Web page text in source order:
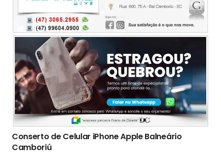
Conserto de Celular iPhone Apple Balneário
Camboriú